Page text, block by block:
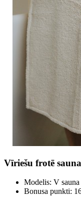
Vīriešu frotē
Modelis: V
Bonusa punkti: